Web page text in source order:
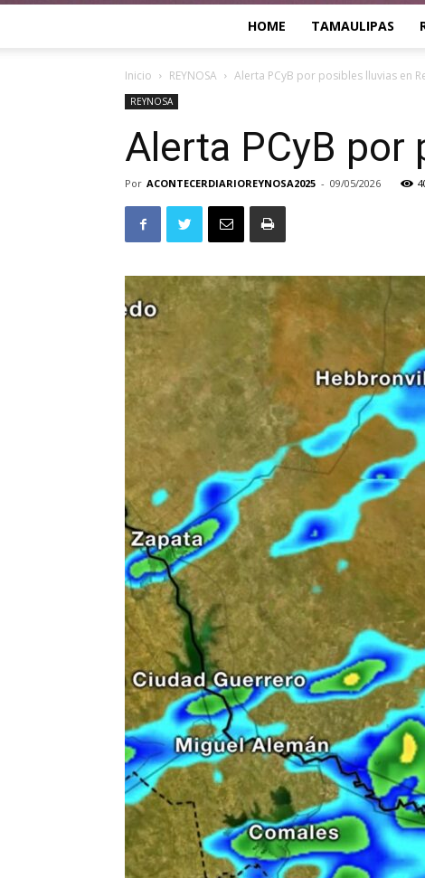
HOME TAMAULIPAS
Inicio REYNOSA Alerta PCyB por posibles lluvias en
REYNOSA
Alerta PCyB por
Por ACONTECERDIARIOREYNOSA2025 - 09/05/2026